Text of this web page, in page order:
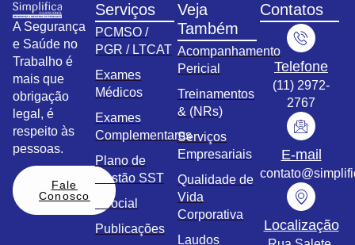
A Segurança
e Saúde no
Trabalho é
mais que
obrigação
legal, é
respeito às
pessoas.
Fale
Conosco
Serviços
PCMSO /
PGR / LTCAT
Exames
Médicos
Exames
Complementares
Plano de
Gestão SST
eSocial
Publicações
Veja
Também
Acompanhamento
Pericial
Treinamentos
& (NRs)
Serviços
Empresariais
Qualidade de
Vida
Corporativa
Laudos
Contatos
Telefone
(11) 2972-
2767
E-mail
Localização